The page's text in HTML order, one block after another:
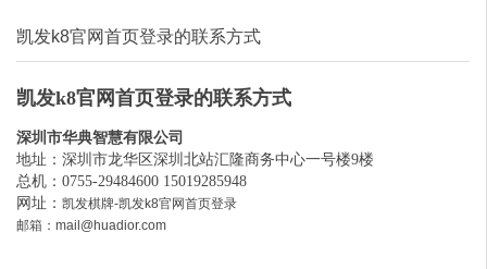
凯发k8官网首页登录的联系方式
凯发k8官网首页登录的联系方式
深圳市华典智慧有限公司
地址：深圳市龙华区深圳北站汇隆商务中心一号楼9楼
总机：0755-29484600 15019285948
网址： 凯发棋牌-凯发k8官网首页登录
邮箱： mail@huadior.com